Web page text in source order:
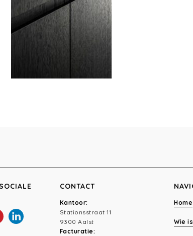
CONTACT
Kantoor:
Stationsstraat 11
9300 Aalst
Facturatie:
Home
Wie